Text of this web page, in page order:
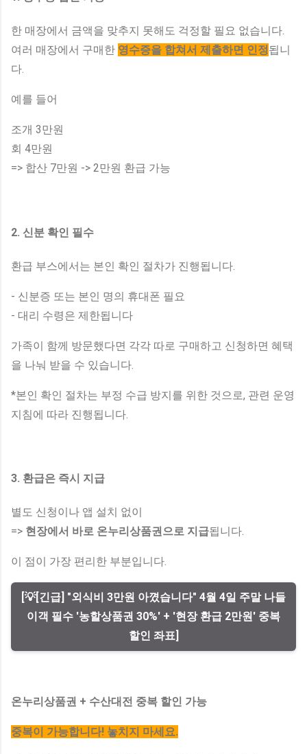
한 매장에서 금액을 맞추지 못해도 걱정할 필요 없습니다.
여러 매장에서 구매한 영수증을 합쳐서 제출하면 인정됩니
다.
예를 들어
조개 3만원
회 4만원
=> 합산 7만원 -> 2만원 환급 가능
2. 신분 확인 필수
환급 부스에서는 본인 확인 절차가 진행됩니다.
- 신분증 또는 본인 명의 휴대폰 필요
- 대리 수령은 제한됩니다
가족이 함께 방문했다면 각각 따로 구매하고 신청하면 혜택
을 나눠 받을 수 있습니다.
*본인 확인 절차는 부정 수급 방지를 위한 것으로, 관련 운영
지침에 따라 진행됩니다.
3. 환급은 즉시 지급
별도 신청이나 앱 설치 없이
=> 현장에서 바로 온누리상품권으로 지급됩니다.
이 점이 가장 편리한 부분입니다.
[💡[긴급] "외식비 3만원 아꼈습니다" 4월 4일 주말 나들
이객 필수 '농할상품권 30%' + '현장 환급 2만원' 중복
할인 좌표]
온누리상품권 + 수산대전 중복 할인 가능
중복이 가능합니다! 놓치지 마세요.